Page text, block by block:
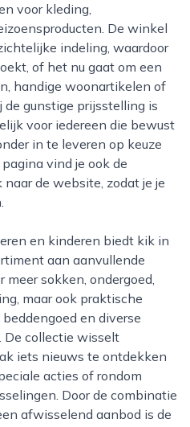
voor kleding,
De winkel
indeling, waardoor
of het nu gaat om een
handige woonartikelen of
gunstige prijsstelling is
voor iedereen die bewust
in te leveren op keuze
vind je ook de
de website, zodat je je
aan aanvullende
meer sokken, ondergoed,
maar ook praktische
en diverse
De collectie wisselt
iets nieuws te ontdekken
acties of rondom
Door de combinatie
afwisselend aanbod is de